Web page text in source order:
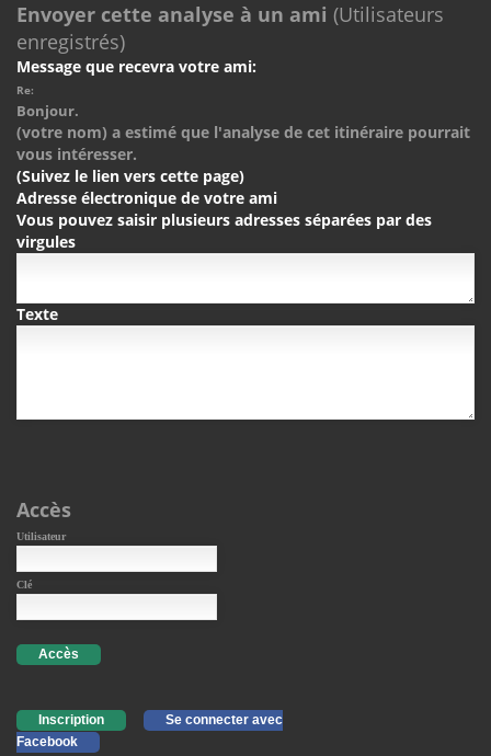
Envoyer cette analyse à un ami (Utilisateurs
enregistrés)
Message que recevra votre ami:
Re:
Bonjour.
(votre nom) a estimé que l'analyse de cet itinéraire pourrait
vous intéresser.
(Suivez le lien vers cette page)
Adresse électronique de votre ami
Vous pouvez saisir plusieurs adresses séparées par des
virgules
Texte
Accès
Utilisateur
Clé
Accès
Inscription
Se connecter avec
Facebook